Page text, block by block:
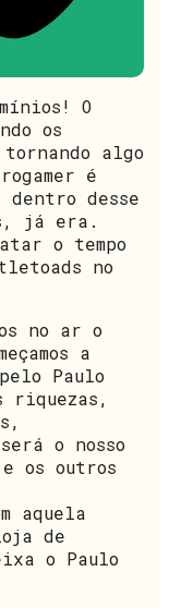
O
os
algo
é
dentro desse
já era.
o tempo
no
no ar o
a
Paulo
riquezas,
o nosso
os outros
aquela
de
o Paulo